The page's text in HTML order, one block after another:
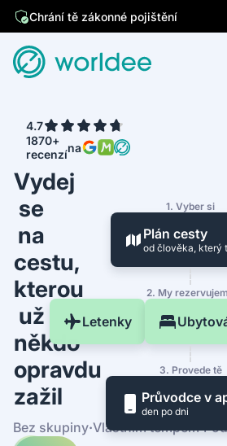
Chrání tě zákonné pojištění
4.7
1870+
recenzína
Vydej
se
na
cestu,
kterou
už
někdo
opravdu
zažil
Bez skupiny·Vlastním tempem·
1. Vyber si
Plán cesty
od člověka, který
2. My
Letenky
3. Provede tě
Průvodce v
den po dni